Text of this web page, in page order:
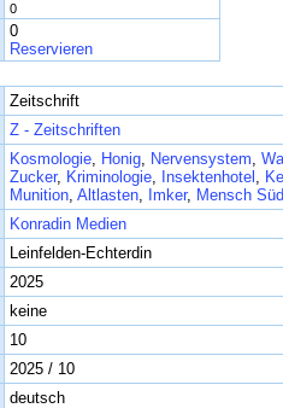
0
0
Reservieren
Zeitschrift
Z - Zeitschriften
Kosmologie, Honig, Nervensystem,
Zucker, Kriminologie, Insektenhotel ,
Munition, Altlasten, Imker, Mensch
Konradin Medien
Leinfelden-Echterdin
2025
keine
10
2025 / 10
deutsch